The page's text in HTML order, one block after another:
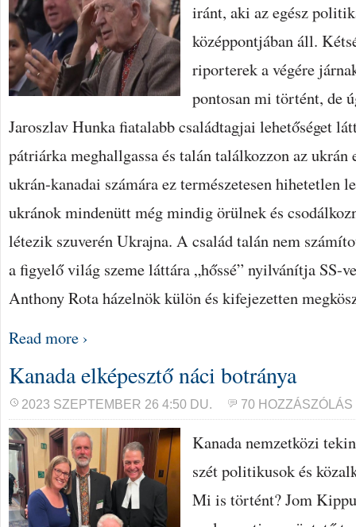
iránt, aki az egész
középpontjában áll.
riporterek a végére
pontosan mi történt, de
Jaroszlav Hunka fiatalabb családtagjai lehetőséget
pátriárka meghallgassa és talán találkozzon az
ukrán-kanadai számára ez természetesen hihetetlen
ukránok mindenütt még mindig örülnek és
létezik szuverén Ukrajna. A család talán nem
a figyelő világ szeme láttára „hőssé” nyilvánítja SS-
Anthony Rota házelnök külön és kifejezetten
Read more ›
Kanada elképesztő náci botránya
2023 SZEPTEMBER 26 4:50 DU. 70 HOZZÁSZÓLÁS
Kanada nemzetközi
szét politikusok és
Mi is történt? Jom